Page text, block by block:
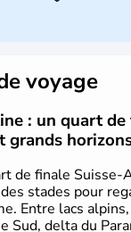
de la
de
1848 et
La
année, le droit
voyage
: un quart
grands
de finale Suisse-
stades pour
Entre lacs
Sud, delta du